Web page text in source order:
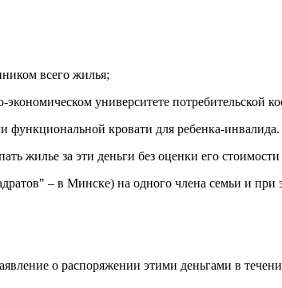
всего жилья;
университете потребительской
функциональной кровати для ребенка-инвалида.
жилье за эти деньги без оценки его
– в Минске) на одного члена семьи и при
о распоряжении этими деньгами в